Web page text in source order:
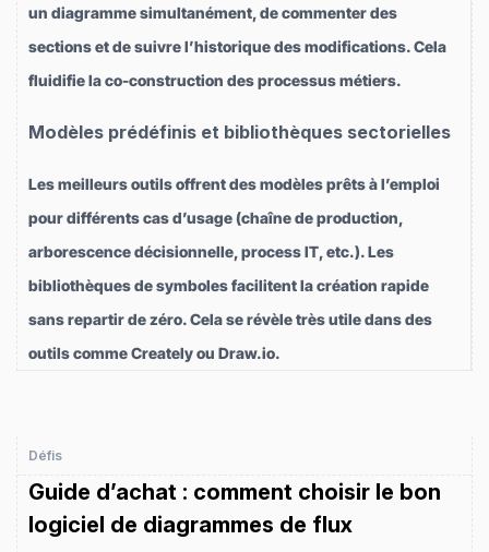
un diagramme simultanément, de commenter des
sections et de suivre l’historique des modifications. Cela
fluidifie la co-construction des processus métiers.
Modèles prédéfinis et bibliothèques sectorielles
Les meilleurs outils offrent des modèles prêts à l’emploi
pour différents cas d’usage (chaîne de production,
arborescence décisionnelle, process IT, etc.). Les
bibliothèques de symboles facilitent la création rapide
sans repartir de zéro. Cela se révèle très utile dans des
outils comme Creately ou Draw.io.
Défis
Guide d’achat : comment choisir le bon
logiciel de diagrammes de flux